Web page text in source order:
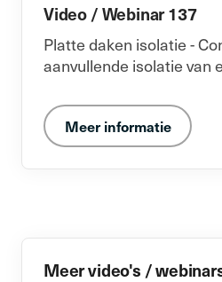
Video / Webinar 137
Platte daken isolatie -
aanvullende isolatie van
Meer informatie
Meer video's /